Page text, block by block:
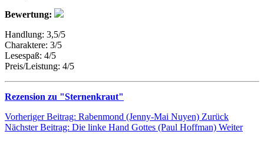
Bewertung:
Handlung: 3,5/5
Charaktere: 3/5
Lesespaß: 4/5
Preis/Leistung: 4/5
Rezension zu "Sternenkraut"
Vorheriger Beitrag: Rabenmond (Jenny-Mai Nuyen) Zurück
Nächster Beitrag: Die linke Hand Gottes (Paul Hoffman) Weiter